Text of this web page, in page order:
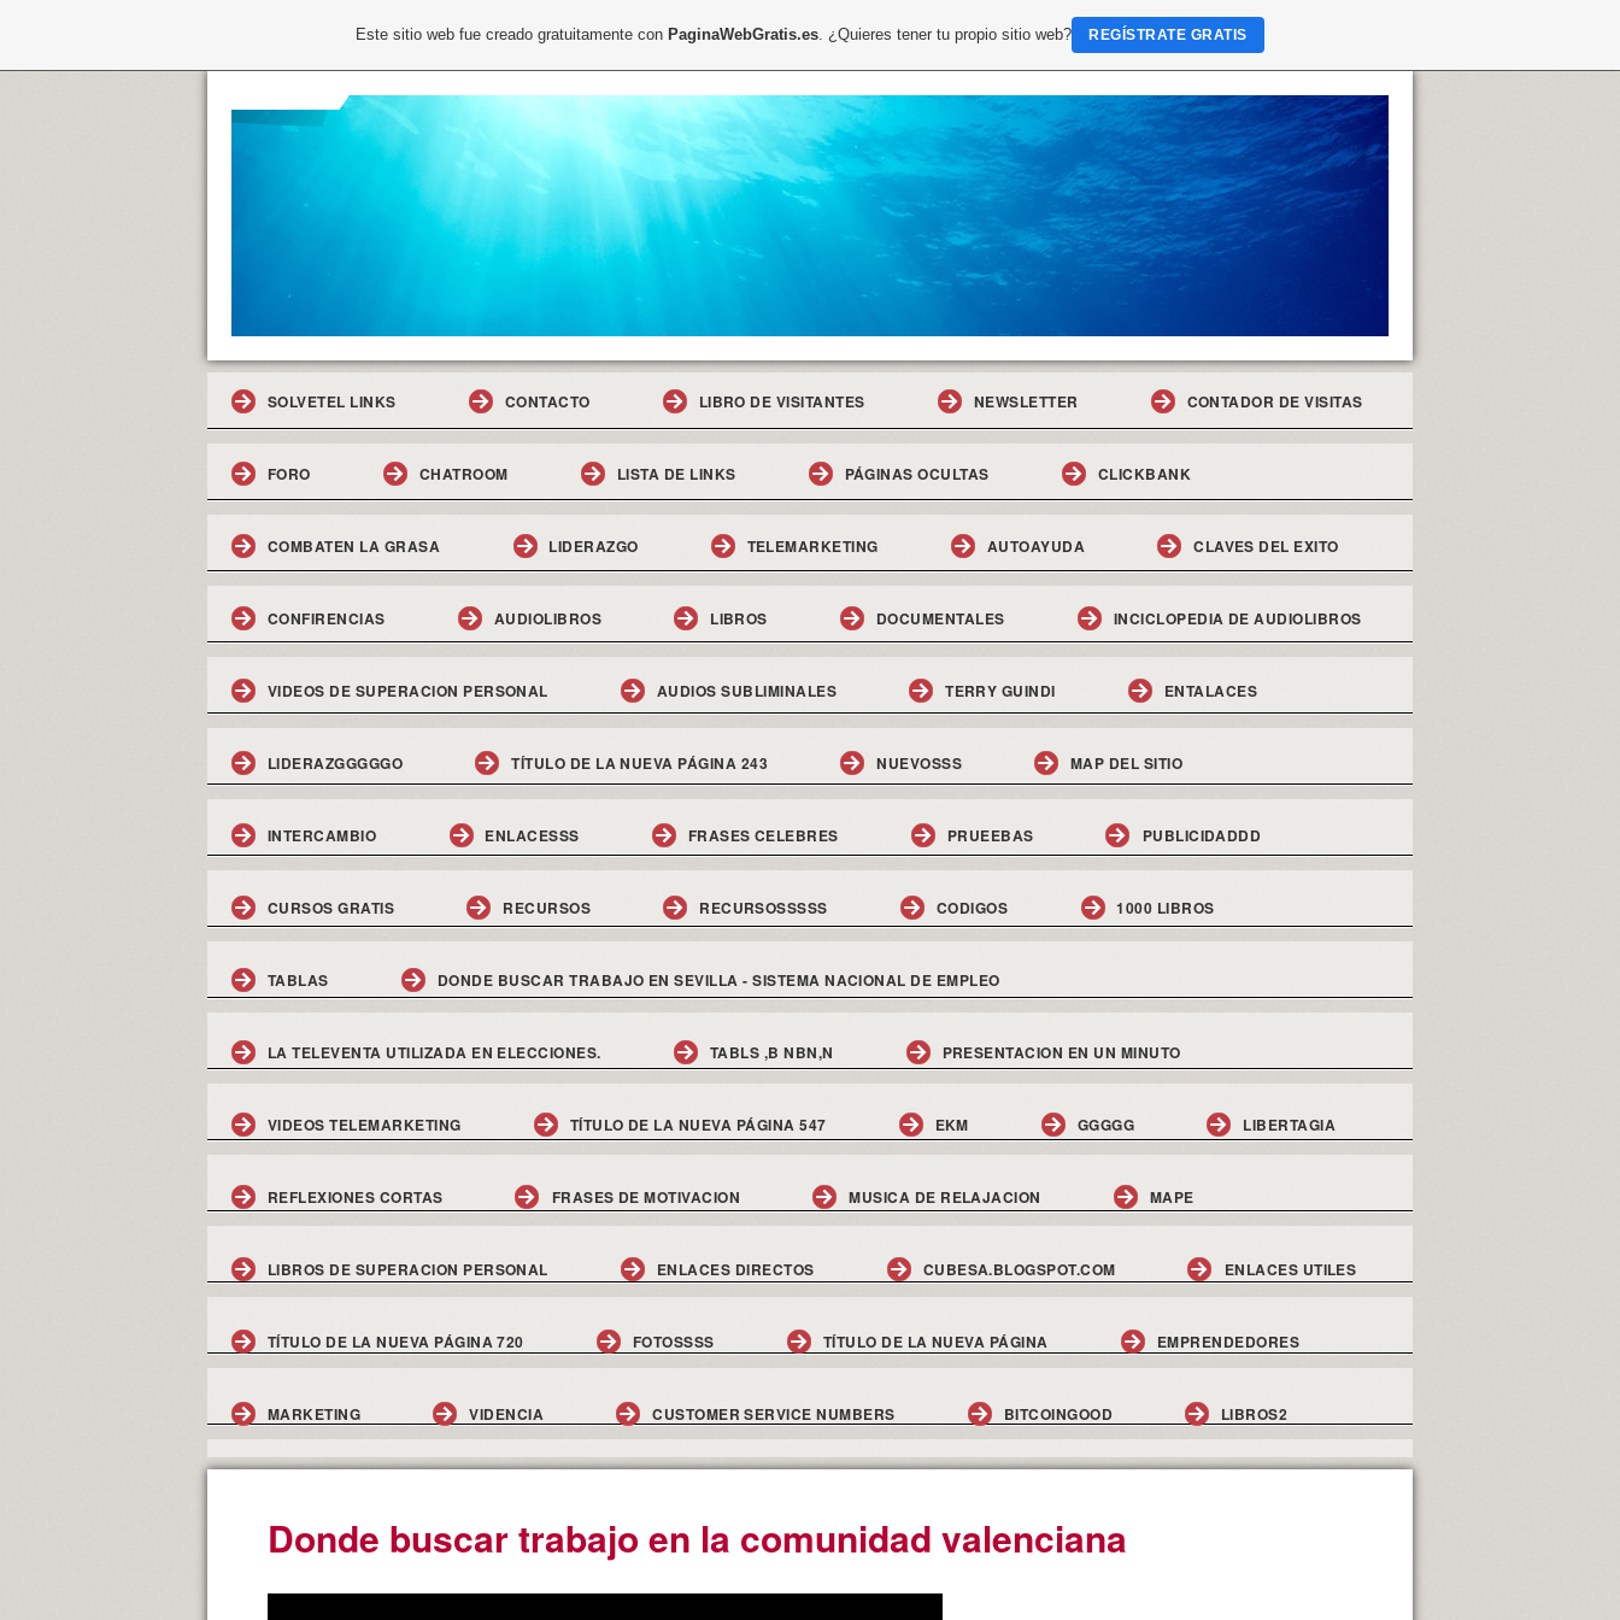
SOLVETEL LINKS CONTACTO LIBRO DE VISITANTES NEWSLETTER CONTADOR DE VISITAS
FORO CHATROOM LISTA DE LINKS PÁGINAS OCULTAS CLICKBANK
COMBATEN LA GRASA LIDERAZGO TELEMARKETING AUTOAYUDA CLAVES DEL EXITO
CONFIRENCIAS AUDIOLIBROS LIBROS DOCUMENTALES INCICLOPEDIA DE AUDIOLIBROS
VIDEOS DE SUPERACION PERSONAL AUDIOS SUBLIMINALES TERRY GUINDI ENTALACES
LIDERAZGGGGGO TÍTULO DE LA NUEVA PÁGINA 243 NUEVOSSS MAP DEL SITIO
INTERCAMBIO ENLACESSS FRASES CELEBRES PRUEEBAS PUBLICIDADDD
CURSOS GRATIS RECURSOS RECURSOSSSSS CODIGOS 1000 LIBROS
TABLAS DONDE BUSCAR TRABAJO EN SEVILLA - SISTEMA NACIONAL DE EMPLEO
LA TELEVENTA UTILIZADA EN ELECCIONES. TABLS ,B NBN,N PRESENTACION EN UN MINUTO
VIDEOS TELEMARKETING TÍTULO DE LA NUEVA PÁGINA 547 EKM GGGGG LIBERTAGIA
REFLEXIONES CORTAS FRASES DE MOTIVACION MUSICA DE RELAJACION MAPE
LIBROS DE SUPERACION PERSONAL ENLACES DIRECTOS CUBESA.BLOGSPOT.COM ENLACES UTILES
TÍTULO DE LA NUEVA PÁGINA 720 FOTOSSSS TÍTULO DE LA NUEVA PÁGINA EMPRENDEDORES
MARKETING VIDENCIA CUSTOMER SERVICE NUMBERS BITCOINGOOD LIBROS2
Donde buscar trabajo en la comunidad valenciana
Este sitio web fue creado gratuitamente con PaginaWebGratis.es. ¿Quieres tener tu propio sitio web? REGÍSTRATE GRATIS